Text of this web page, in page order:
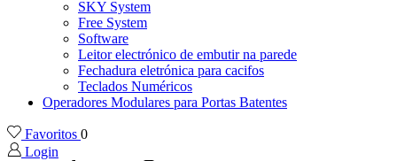
SKY System
Free System
Software
Leitor electrónico de embutir na parede
Fechadura eletrónica para cacifos
Teclados Numéricos
Operadores Modulares para Portas Batentes
Favoritos 0
Login